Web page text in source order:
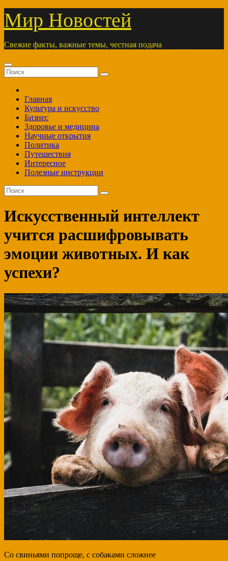
Перейти
содержимому
Мир Новостей
Свежие факты, важные темы, честная подача
Главная
Культура и искусство
Бизнес
Здоровье и медицина
Научные открытия
Политика
Путешествия
Интересное
Полезные инструкции
Искусственный интеллект
учится расшифровывать
эмоции животных. И как
успехи?
Со свиньями попроще, с собаками сложнее